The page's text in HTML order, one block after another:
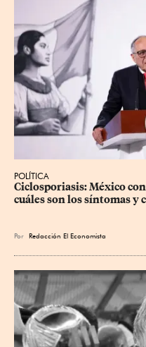
POLÍTICA
Ciclosporiasis: México
cuáles son los síntomas y
Por Redacción El Economista